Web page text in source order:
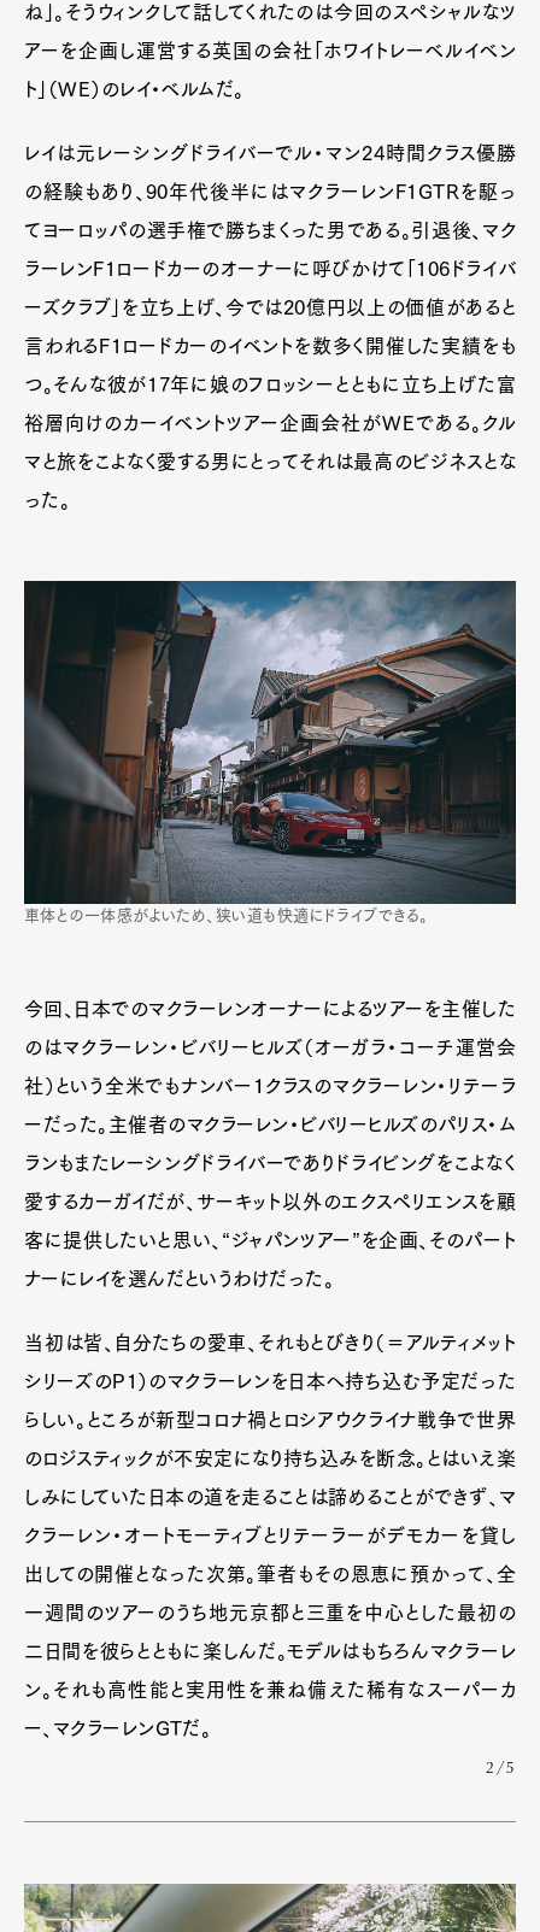
ね」。そうウィンクして話してくれたのは今回のスペシャルなツ
アーを企画し運営する英国の会社「ホワイトレーベルイベン
ト」（WE）のレイ・ベルムだ。
レイは元レーシングドライバーでル・マン24時間クラス優勝
の経験もあり、90年代後半にはマクラーレンF1GTRを駆っ
てヨーロッパの選手権で勝ちまくった男である。引退後、マク
ラーレンF1ロードカーのオーナーに呼びかけて「106ドライバ
ーズクラブ」を立ち上げ、今では20億円以上の価値があると
言われるF1ロードカーのイベントを数多く開催した実績をも
つ。そんな彼が17年に娘のフロッシーとともに立ち上げた富
裕層向けのカーイベントツアー企画会社がWEである。クル
マと旅をこよなく愛する男にとってそれは最高のビジネスとな
った。
車体との一体感がよいため、狭い道も快適にドライブできる。
今回、日本でのマクラーレンオーナーによるツアーを主催した
のはマクラーレン・ビバリーヒルズ（オーガラ・コーチ運営会
社）という全米でもナンバー１クラスのマクラーレン・リテーラ
ーだった。主催者のマクラーレン・ビバリーヒルズのパリス・ム
ランもまたレーシングドライバーでありドライビングをこよなく
愛するカーガイだが、サーキット以外のエクスペリエンスを顧
客に提供したいと思い、“ジャパンツアー”を企画、そのパート
ナーにレイを選んだというわけだった。
当初は皆、自分たちの愛車、それもとびきり（＝アルティメット
シリーズのP1）のマクラーレンを日本へ持ち込む予定だった
らしい。ところが新型コロナ禍とロシアウクライナ戦争で世界
のロジスティックが不安定になり持ち込みを断念。とはいえ楽
しみにしていた日本の道を走ることは諦めることができず、マ
クラーレン・オートモーティブとリテーラーがデモカーを貸し
出しての開催となった次第。筆者もその恩恵に預かって、全
一週間のツアーのうち地元京都と三重を中心とした最初の
二日間を彼らとともに楽しんだ。モデルはもちろんマクラーレ
ン。それも高性能と実用性を兼ね備えた稀有なスーパーカ
ー、マクラーレンGTだ。
2/5